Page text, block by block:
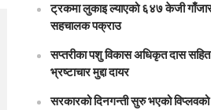
ट्रकमा लुकाइ ल्याएको ६४७ केजी
सहचालक पक्राउ
सप्तरीका पशु विकास अधिकृत दास सहित
भ्रष्टाचार मुद्दा दायर
सरकारको दिनगन्ती सुरु भएको विप्लवको